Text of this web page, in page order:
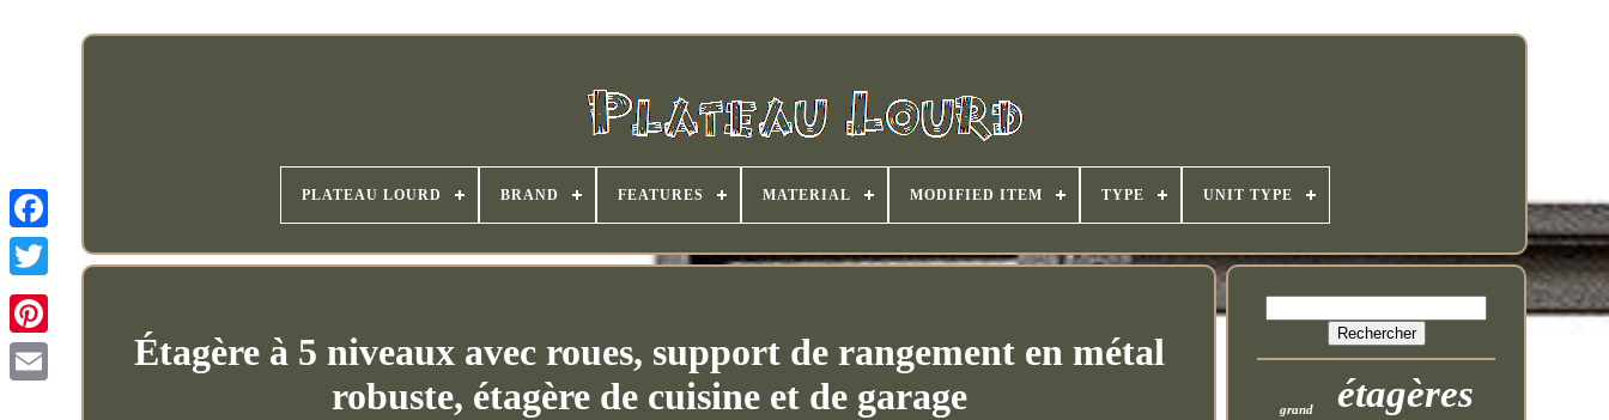
PLATEAU LOURD BRAND FEATURES MATERIAL MODIFIED ITEM TYPE UNIT TYPE
Étagère à 5 niveaux avec roues, support de rangement en métal
robuste, étagère de cuisine et de garage
grand étagères